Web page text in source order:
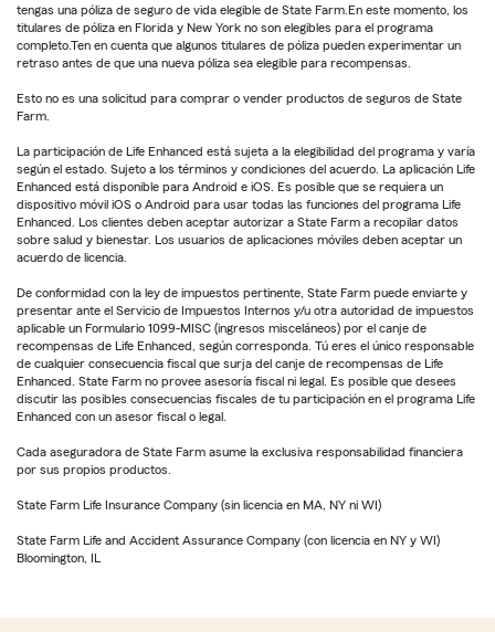
tengas una póliza de seguro de vida elegible de State Farm.En este momento, los
titulares de póliza en Florida y New York no son elegibles para el programa
completo.Ten en cuenta que algunos titulares de póliza pueden experimentar un
retraso antes de que una nueva póliza sea elegible para recompensas.
Esto no es una solicitud para comprar o vender productos de seguros de State
Farm.
La participación de Life Enhanced está sujeta a la elegibilidad del programa y varía
según el estado. Sujeto a los términos y condiciones del acuerdo. La aplicación Life
Enhanced está disponible para Android e iOS. Es posible que se requiera un
dispositivo móvil iOS o Android para usar todas las funciones del programa Life
Enhanced. Los clientes deben aceptar autorizar a State Farm a recopilar datos
sobre salud y bienestar. Los usuarios de aplicaciones móviles deben aceptar un
acuerdo de licencia.
De conformidad con la ley de impuestos pertinente, State Farm puede enviarte y
presentar ante el Servicio de Impuestos Internos y/u otra autoridad de impuestos
aplicable un Formulario 1099-MISC (ingresos misceláneos) por el canje de
recompensas de Life Enhanced, según corresponda. Tú eres el único responsable
de cualquier consecuencia fiscal que surja del canje de recompensas de Life
Enhanced. State Farm no provee asesoría fiscal ni legal. Es posible que desees
discutir las posibles consecuencias fiscales de tu participación en el programa Life
Enhanced con un asesor fiscal o legal.
Cada aseguradora de State Farm asume la exclusiva responsabilidad financiera
por sus propios productos.
State Farm Life Insurance Company (sin licencia en MA, NY ni WI)
State Farm Life and Accident Assurance Company (con licencia en NY y WI)
Bloomington, IL